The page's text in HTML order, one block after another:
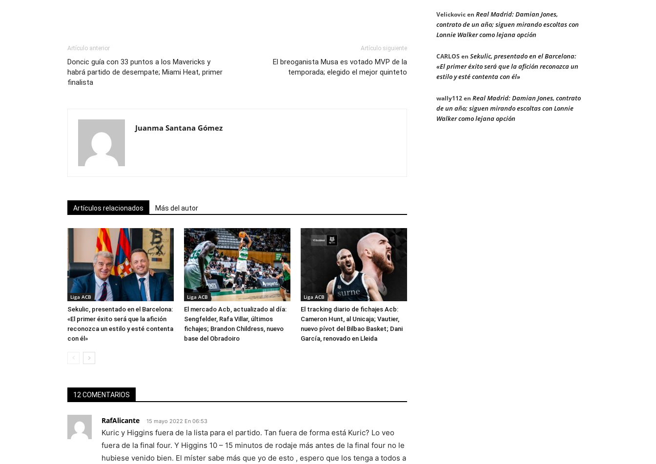
Artículo anterior
Doncic guía con 33 puntos a los Mavericks y
habrá partido de desempate; Miami Heat, primer
finalista
Artículo siguiente
El breoganista Musa es votado MVP de la
temporada; elegido el mejor quinteto
Juanma Santana Gómez
Artículos relacionados Más del autor
Liga ACB
Sekulic, presentado en el Barcelona:
«El primer éxito será que la afición
reconozca un estilo y esté contenta
con él»
Liga ACB
El mercado Acb, actualizado al día:
Sengfelder, Rafa Villar, últimos
fichajes; Brandon Childress, nuevo
base del Obradoiro
Liga ACB
El tracking diario de fichajes Acb:
Cameron Hunt, al Unicaja; Vautier,
nuevo pívot del Bilbao Basket; Dani
García, renovado en Lleida
12 COMENTARIOS
RafAlicante 15 mayo 2022 En 06:53
Kuric y Higgins fuera de la lista para el partido. Tan fuera de forma está Kuric? Lo veo
fuera de la final four. Y Higgins 10 – 15 minutos de rodaje más antes de la final four no le
hubiese venido bien. El míster sabe más que yo de esto , espero que los tenga a todos a
Velickovicen Real Madrid: Damian Jones,
contrato de un año; siguen mirando escoltas con
Lonnie Walker como lejana opción
CARLOS en Sekulic, presentado en el Barcelona:
«El primer éxito será que la afición reconozca un
estilo y esté contenta con él»
wally112en Real Madrid: Damian Jones, contrato
de un año; siguen mirando escoltas con Lonnie
Walker como lejana opción